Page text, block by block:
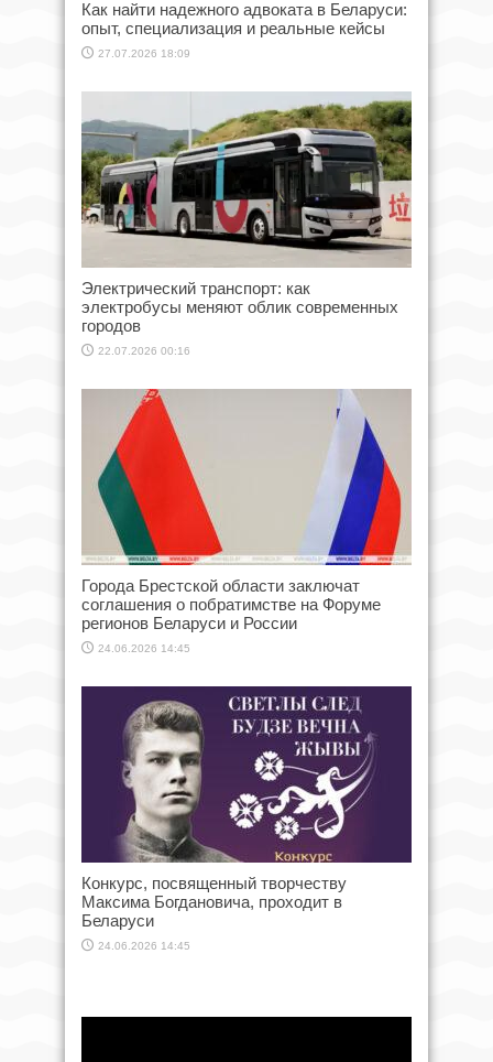
Как найти надежного адвоката в Беларуси:
опыт, специализация и реальные кейсы
27.07.2026 18:09
Электрический транспорт: как
электробусы меняют облик современных
городов
22.07.2026 00:16
Города Брестской области заключат
соглашения о побратимстве на Форуме
регионов Беларуси и России
24.06.2026 14:45
Конкурс, посвященный творчеству
Максима Богдановича, проходит в
Беларуси
24.06.2026 14:45